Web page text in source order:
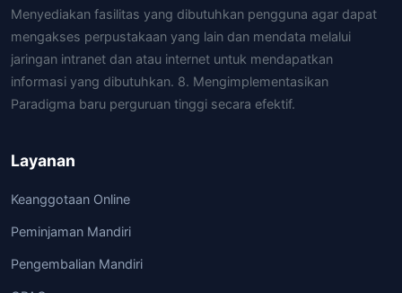
Menyediakan fasilitas yang dibutuhkan pengguna agar dapat
mengakses perpustakaan yang lain dan mendata melalui
jaringan intranet dan atau internet untuk mendapatkan
informasi yang dibutuhkan. 8. Mengimplementasikan
Paradigma baru perguruan tinggi secara efektif.
Layanan
Keanggotaan Online
Peminjaman Mandiri
Pengembalian Mandiri